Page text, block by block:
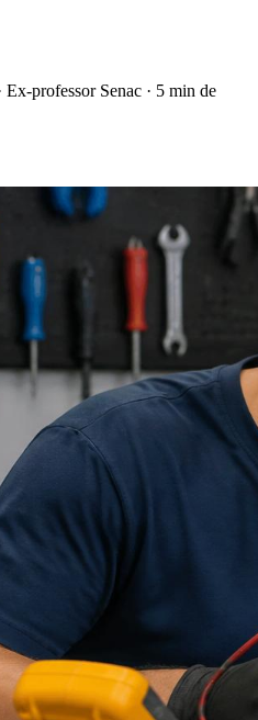
Ex-professor Senac · 5 min de